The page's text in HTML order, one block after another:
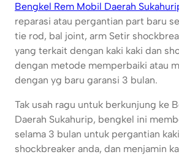
Bengkel Rem Mobil Daerah
reparasi atau pergantian part baru
tie rod, bal joint, arm Setir
yang terkait dengan kaki kaki dan
dengan metode memperbaiki atau
dengan yg baru garansi 3 bulan.
Tak usah ragu untuk berkunjung ke
Daerah Sukahurip, bengkel ini
selama 3 bulan untuk pergantian
shockbreaker anda, dan menjamin